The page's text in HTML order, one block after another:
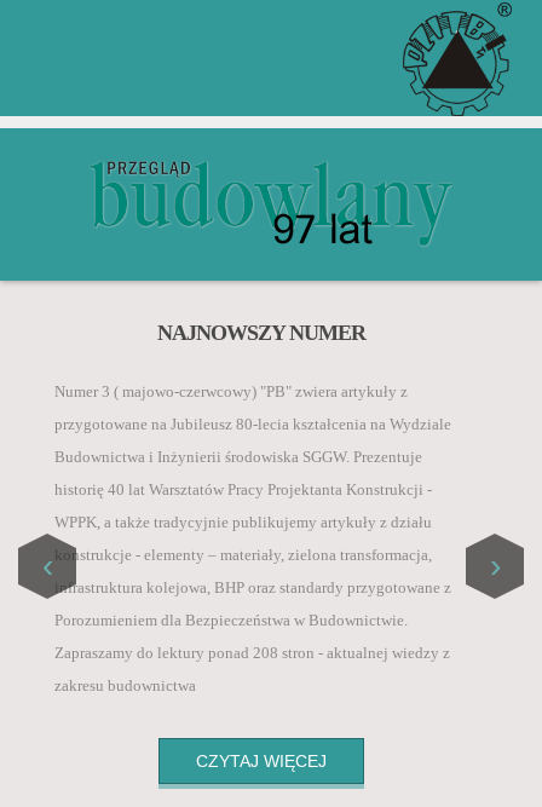
NAJNOWSZY NUMER
Numer 3 ( majowo-czerwcowy) "PB" zwiera artykuły z
przygotowane na Jubileusz 80-lecia kształcenia na Wydziale
Budownictwa i Inżynierii środowiska SGGW. Prezentuje
historię 40 lat Warsztatów Pracy Projektanta Konstrukcji -
WPPK, a także tradycyjnie publikujemy artykuły z działu
konstrukcje - elementy – materiały, zielona transformacja,
infrastruktura kolejowa, BHP oraz standardy przygotowane z
Porozumieniem dla Bezpieczeństwa w Budownictwie.
Zapraszamy do lektury ponad 208 stron - aktualnej wiedzy z
zakresu budownictwa
CZYTAJ WIĘCEJ
ZGŁOŚ ARTYKUŁ PRZEZ
Zgodnie z komunikatem Ministra Edukacji i Nauki z 5
naukowych i recenzowanych materiałów z konferencji
międzynarodowych, autorzy za publikację artykułu
naukowego w czasopiśmie Inżynieria i Budownictwo
otrzymują 40 pkt.
danych o zawartości polskich czasopism
technicznych:
• BazTech,
• Index Compernicus International ICI Journals
Master List / ICI World of Journals,
• PBN – Polska Bibliografia Naukowa (Polish
Scientific Biblioraphy),
• POL-Index – Polska Baza Cytowań (Polish
Citation Database),
ZACHĘCAMY DO KUPNA
PAPIEROWEJ I
ELEKTRONICZNEJ
CZYTAJ WIĘCEJ
›
‹